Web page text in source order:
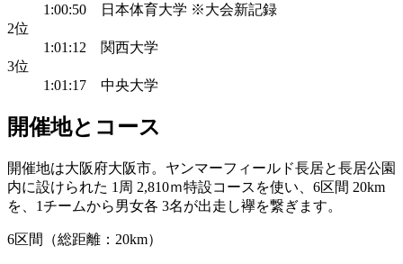
1:00:50 日本体育大学 ※大会新記録
2位
1:01:12 関西大学
3位
1:01:17 中央大学
開催地とコース
開催地は大阪府大阪市。ヤンマーフィールド長居と長居公園
内に設けられた 1周 2,810ｍ特設コースを使い、6区間 20km
を、1チームから男女各 3名が出走し襷を繋ぎます。
6区間（総距離：20km）